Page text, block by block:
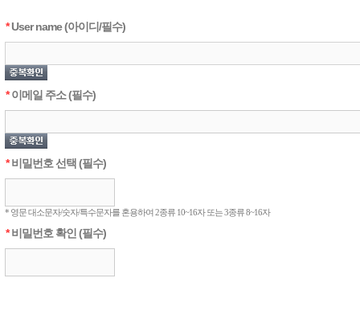
*User name (아이디/필수)
*이메일 주소 (필수)
*비밀번호 선택 (필수)
* 영문 대소문자/숫자/특수문자를 혼용하여 2종류 10~16자 또는 3종류 8~16자
*비밀번호 확인 (필수)